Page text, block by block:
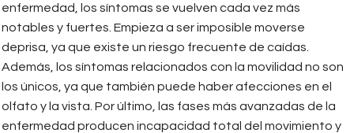
enfermedad, los síntomas se vuelven cada vez más
notables y fuertes. Empieza a ser imposible moverse
deprisa, ya que existe un riesgo frecuente de caídas.
Además, los síntomas relacionados con la movilidad no son
los únicos, ya que también puede haber afecciones en el
olfato y la vista. Por último, las fases más avanzadas de la
enfermedad producen incapacidad total del movimiento y